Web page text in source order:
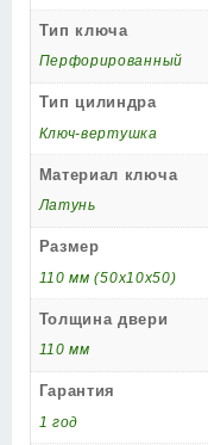
Тип ключа
Перфорированный
Тип цилиндра
Ключ-вертушка
Материал ключа
Латунь
Размер
110 мм (50x10x50)
Толщина двери
110 мм
Гарантия
1 год